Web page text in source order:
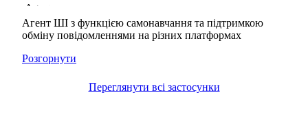
Агент ШІ з функцією самонавчання та підтримкою
обміну повідомленнями на різних платформах
Розгорнути
Переглянути всі застосунки